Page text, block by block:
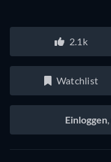
2.1k
Watchlist
Einloggen